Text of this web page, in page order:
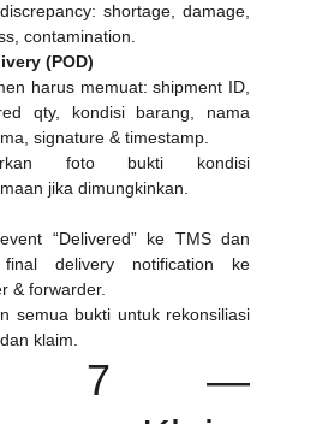
shortage, damage,
contamination.
(POD)
harus memuat: shipment ID,
qty, kondisi barang, nama
signature & timestamp.
foto bukti kondisi
jika dimungkinkan.
“Delivered” ke TMS dan
delivery notification ke
& forwarder.
semua bukti untuk rekonsiliasi
klaim.
7 —